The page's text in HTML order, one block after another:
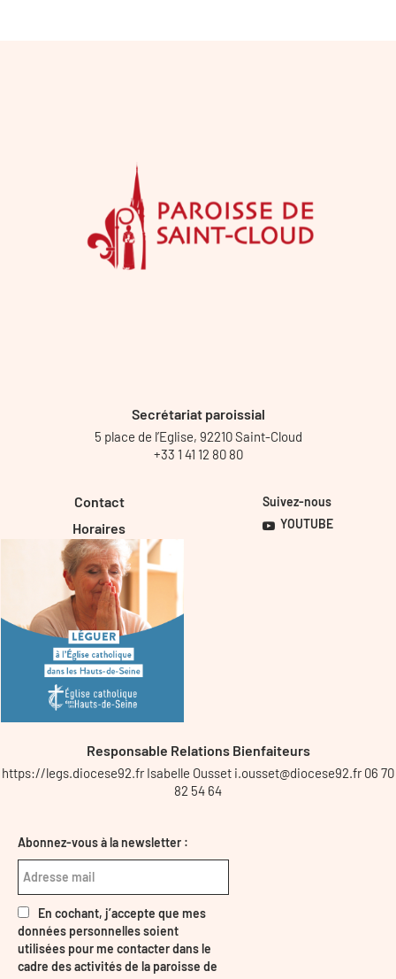
Secrétariat paroissial
5 place de l’Eglise, 92210 Saint-Cloud
+33 1 41 12 80 80
Contact
Horaires
Suivez-nous
YOUTUBE
Responsable Relations Bienfaiteurs
https://legs.diocese92.fr Isabelle Ousset i.ousset@diocese92.fr 06 70
82 54 64
Abonnez-vous à la newsletter :
En cochant, j’accepte que mes
données personnelles soient
utilisées pour me contacter dans le
cadre des activités de la paroisse de